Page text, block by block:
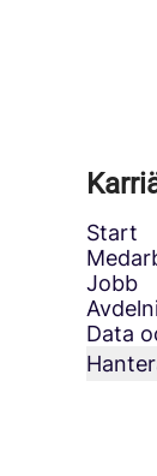
Start
Jobb
Data